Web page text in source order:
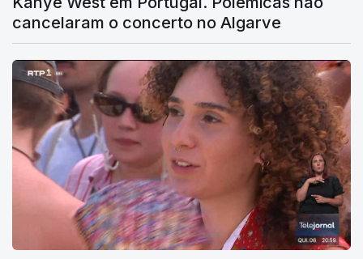
cancelaram o concerto no Algarve